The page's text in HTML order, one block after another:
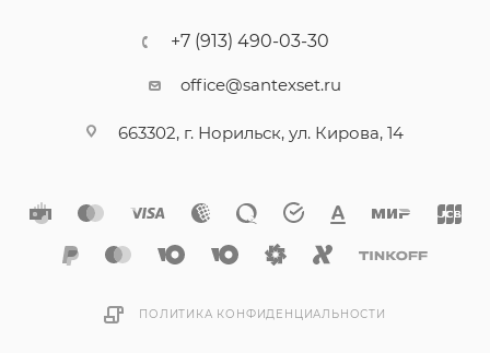
+7 (913) 490-03-30
office@santexset.ru
663302, г. Норильск, ул. Кирова, 14
ПОЛИТИКА КОНФИДЕНЦИАЛЬНОСТИ